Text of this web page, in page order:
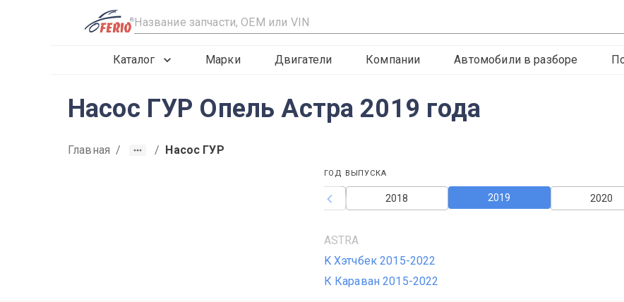
R
Каталог Марки Двигатели Компании Автомобили в разборе
Насос ГУР Опель Астра 2019 года
Главная / / Насос ГУР
ГОД ВЫПУСКА
2020
2019
2018
ASTRA
K Хэтчбек 2015-2022
К Караван 2015-2022